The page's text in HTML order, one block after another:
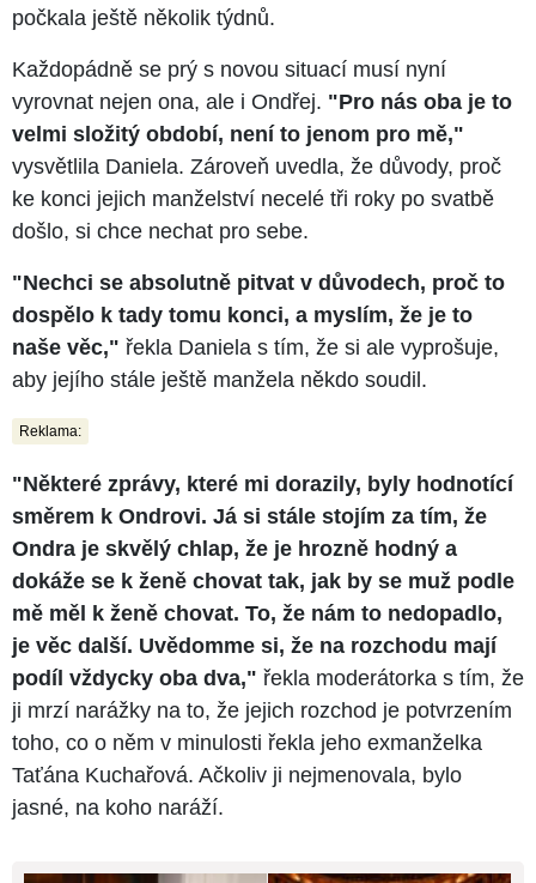
počkala ještě několik týdnů.
Každopádně se prý s novou situací musí nyní
vyrovnat nejen ona, ale i Ondřej. "Pro nás oba je to
velmi složitý období, není to jenom pro mě,"
vysvětlila Daniela. Zároveň uvedla, že důvody, proč
ke konci jejich manželství necelé tři roky po svatbě
došlo, si chce nechat pro sebe.
"Nechci se absolutně pitvat v důvodech, proč to
dospělo k tady tomu konci, a myslím, že je to
naše věc," řekla Daniela s tím, že si ale vyprošuje,
aby jejího stále ještě manžela někdo soudil.
Reklama:
"Některé zprávy, které mi dorazily, byly hodnotící
směrem k Ondrovi. Já si stále stojím za tím, že
Ondra je skvělý chlap, že je hrozně hodný a
dokáže se k ženě chovat tak, jak by se muž podle
mě měl k ženě chovat. To, že nám to nedopadlo,
je věc další. Uvědomme si, že na rozchodu mají
podíl vždycky oba dva," řekla moderátorka s tím, že
ji mrzí narážky na to, že jejich rozchod je potvrzením
toho, co o něm v minulosti řekla jeho exmanželka
Taťána Kuchařová. Ačkoliv ji nejmenovala, bylo
jasné, na koho naráží.